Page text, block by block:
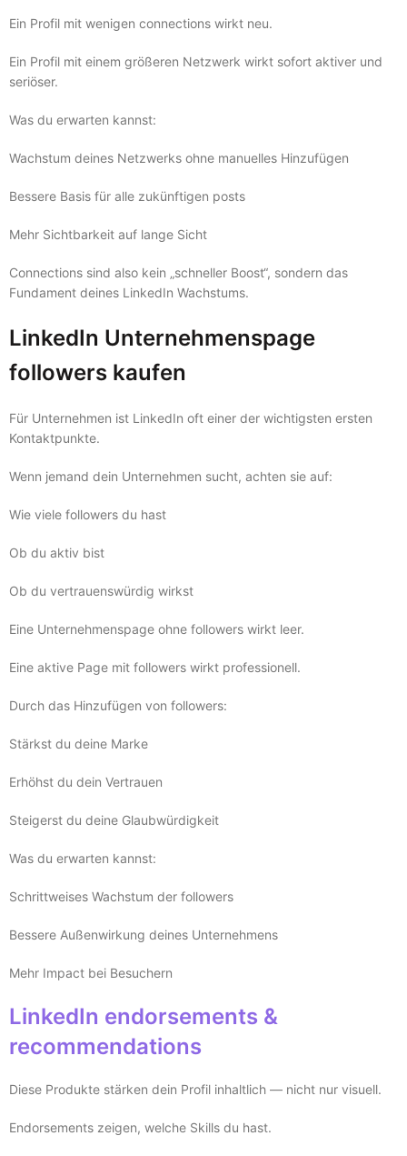
Ein Profil mit wenigen connections wirkt neu.
Ein Profil mit einem größeren Netzwerk wirkt sofort aktiver und
seriöser.
Was du erwarten kannst:
Wachstum deines Netzwerks ohne manuelles Hinzufügen
Bessere Basis für alle zukünftigen posts
Mehr Sichtbarkeit auf lange Sicht
Connections sind also kein „schneller Boost“, sondern das
Fundament deines LinkedIn Wachstums.
LinkedIn Unternehmenspage
followers kaufen
Für Unternehmen ist LinkedIn oft einer der wichtigsten ersten
Kontaktpunkte.
Wenn jemand dein Unternehmen sucht, achten sie auf:
Wie viele followers du hast
Ob du aktiv bist
Ob du vertrauenswürdig wirkst
Eine Unternehmenspage ohne followers wirkt leer.
Eine aktive Page mit followers wirkt professionell.
Durch das Hinzufügen von followers:
Stärkst du deine Marke
Erhöhst du dein Vertrauen
Steigerst du deine Glaubwürdigkeit
Was du erwarten kannst:
Schrittweises Wachstum der followers
Bessere Außenwirkung deines Unternehmens
Mehr Impact bei Besuchern
LinkedIn endorsements &
recommendations
Diese Produkte stärken dein Profil inhaltlich — nicht nur visuell.
Endorsements zeigen, welche Skills du hast.